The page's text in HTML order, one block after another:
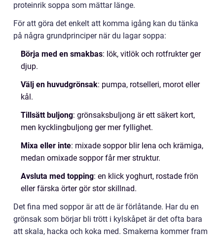
proteinrik soppa som mättar länge.
För att göra det enkelt att komma igång kan du tänka
på några grundprinciper när du lagar soppa:
Börja med en smakbas: lök, vitlök och rotfrukter ger
djup.
Välj en huvudgrönsak: pumpa, rotselleri, morot eller
kål.
Tillsätt buljong: grönsaksbuljong är ett säkert kort,
men kycklingbuljong ger mer fyllighet.
Mixa eller inte: mixade soppor blir lena och krämiga,
medan omixade soppor får mer struktur.
Avsluta med topping: en klick yoghurt, rostade frön
eller färska örter gör stor skillnad.
Det fina med soppor är att de är förlåtande. Har du en
grönsak som börjar bli trött i kylskåpet är det ofta bara
att skala, hacka och koka med. Smakerna kommer fram